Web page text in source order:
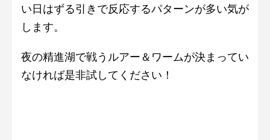
い日はずる引きで反応するパターンが多い気が
します。
夜の精進湖で戦うルアー＆ワームが決まってい
なければ是非試してください！